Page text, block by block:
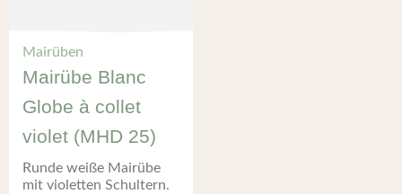
Mairüben
Mairübe Blanc
Globe à collet
violet (MHD 25)
Runde weiße Mairübe
mit violetten Schultern.